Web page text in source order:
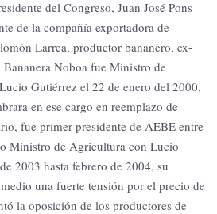
del Congreso, Juan José Pons
de la compañía exportadora de
Larrea, productor bananero, ex-
Noboa fue Ministro de
Gutiérrez el 22 de enero del 2000,
en ese cargo en reemplazo de
fue primer presidente de AEBE entre
Ministro de Agricultura con Lucio
2003 hasta febrero de 2004, su
una fuerte tensión por el precio de
la oposición de los productores de